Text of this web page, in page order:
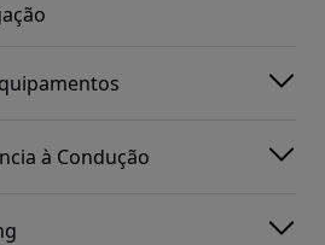
à Condução